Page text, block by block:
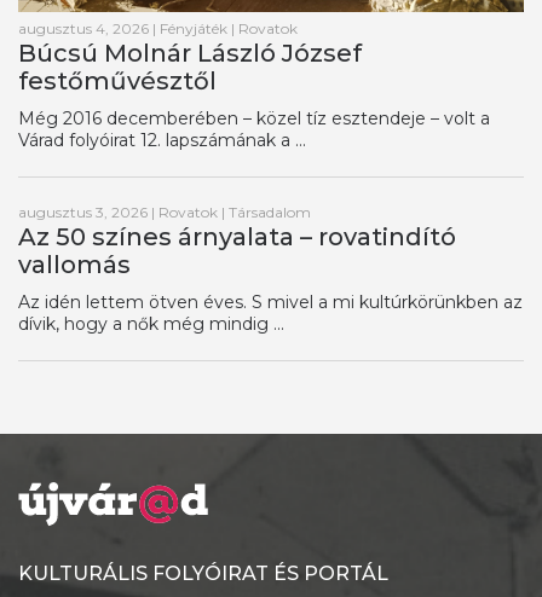
augusztus 4, 2026 | Fényjáték | Rovatok
Búcsú Molnár László József
festőművésztől
Még 2016 decemberében – közel tíz esztendeje – volt a
Várad folyóirat 12. lapszámának a ...
augusztus 3, 2026 | Rovatok | Társadalom
Az 50 színes árnyalata – rovatindító
vallomás
Az idén lettem ötven éves. S mivel a mi kultúrkörünkben az
dívik, hogy a nők még mindig ...
KULTURÁLIS FOLYÓIRAT ÉS PORTÁL